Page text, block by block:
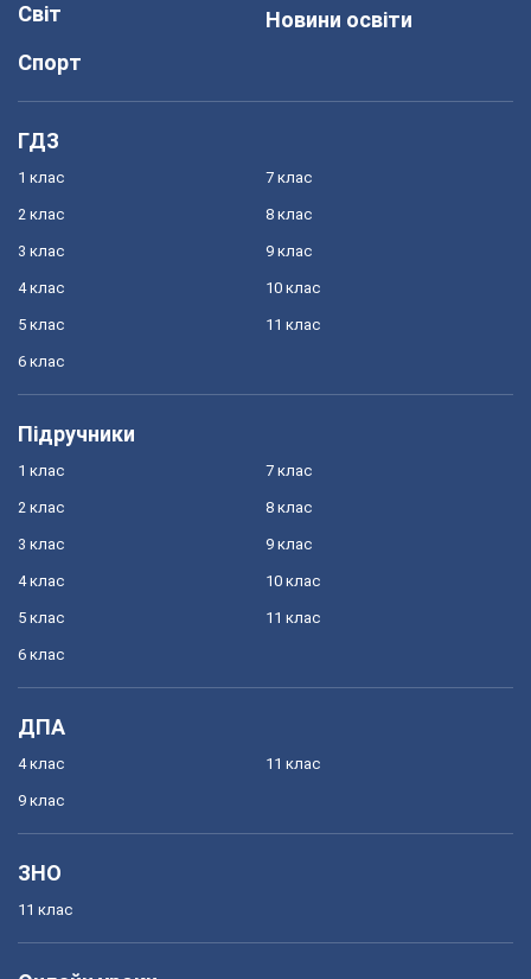
Світ
Спорт
Новини освіти
ГДЗ
1 клас
2 клас
3 клас
4 клас
5 клас
6 клас
7 клас
8 клас
9 клас
10 клас
11 клас
Підручники
1 клас
2 клас
3 клас
4 клас
5 клас
6 клас
7 клас
8 клас
9 клас
10 клас
11 клас
ДПА
4 клас
9 клас
11 клас
ЗНО
11 клас